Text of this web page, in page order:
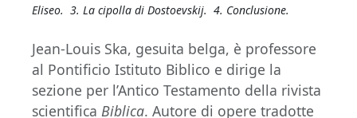
Eliseo. 3. La cipolla di Dostoevskij. 4. Conclusione.
Jean-Louis Ska, gesuita belga, è professore
al Pontificio Istituto Biblico e dirige la
sezione per l’Antico Testamento della rivista
scientifica Biblica. Autore di opere tradotte